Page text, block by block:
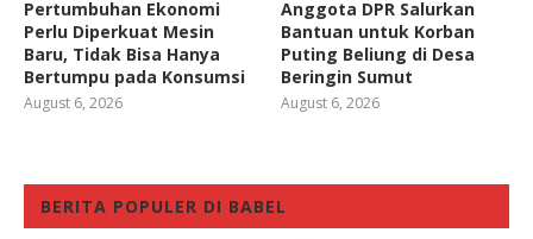
Pertumbuhan Ekonomi
Perlu Diperkuat Mesin
Baru, Tidak Bisa Hanya
Bertumpu pada Konsumsi
August 6, 2026
Anggota DPR Salurkan
Bantuan untuk Korban
Puting Beliung di Desa
Beringin Sumut
August 6, 2026
BERITA POPULER DI BABEL